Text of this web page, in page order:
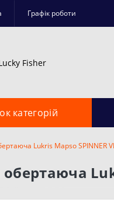
Графік роботи
категорій
Lukris Mapso SPINNER